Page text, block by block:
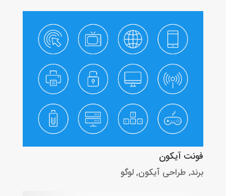
فونت آیکون
برند, طراحی آیکون,لوگو